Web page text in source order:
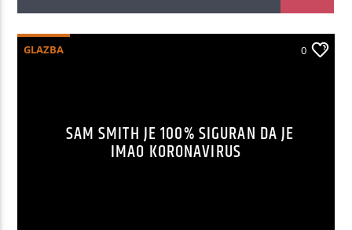
GLAZBA 0
SAM SMITH JE 100% SIGURAN DA JE
IMAO KORONAVIRUS